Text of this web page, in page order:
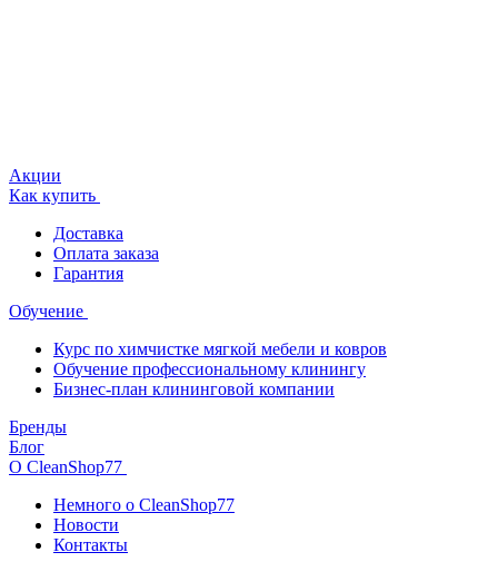
Акции
Как купить
Доставка
Оплата заказа
Гарантия
Обучение
Курс по химчистке мягкой мебели и ковров
Обучение профессиональному клинингу
Бизнес-план клининговой компании
Бренды
Блог
О CleanShop77
Немного о CleanShop77
Новости
Контакты